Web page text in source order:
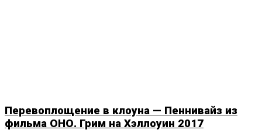
Перевоплощение в клоуна — Пеннивайз из
фильма ОНО. Грим на Хэллоуин 2017